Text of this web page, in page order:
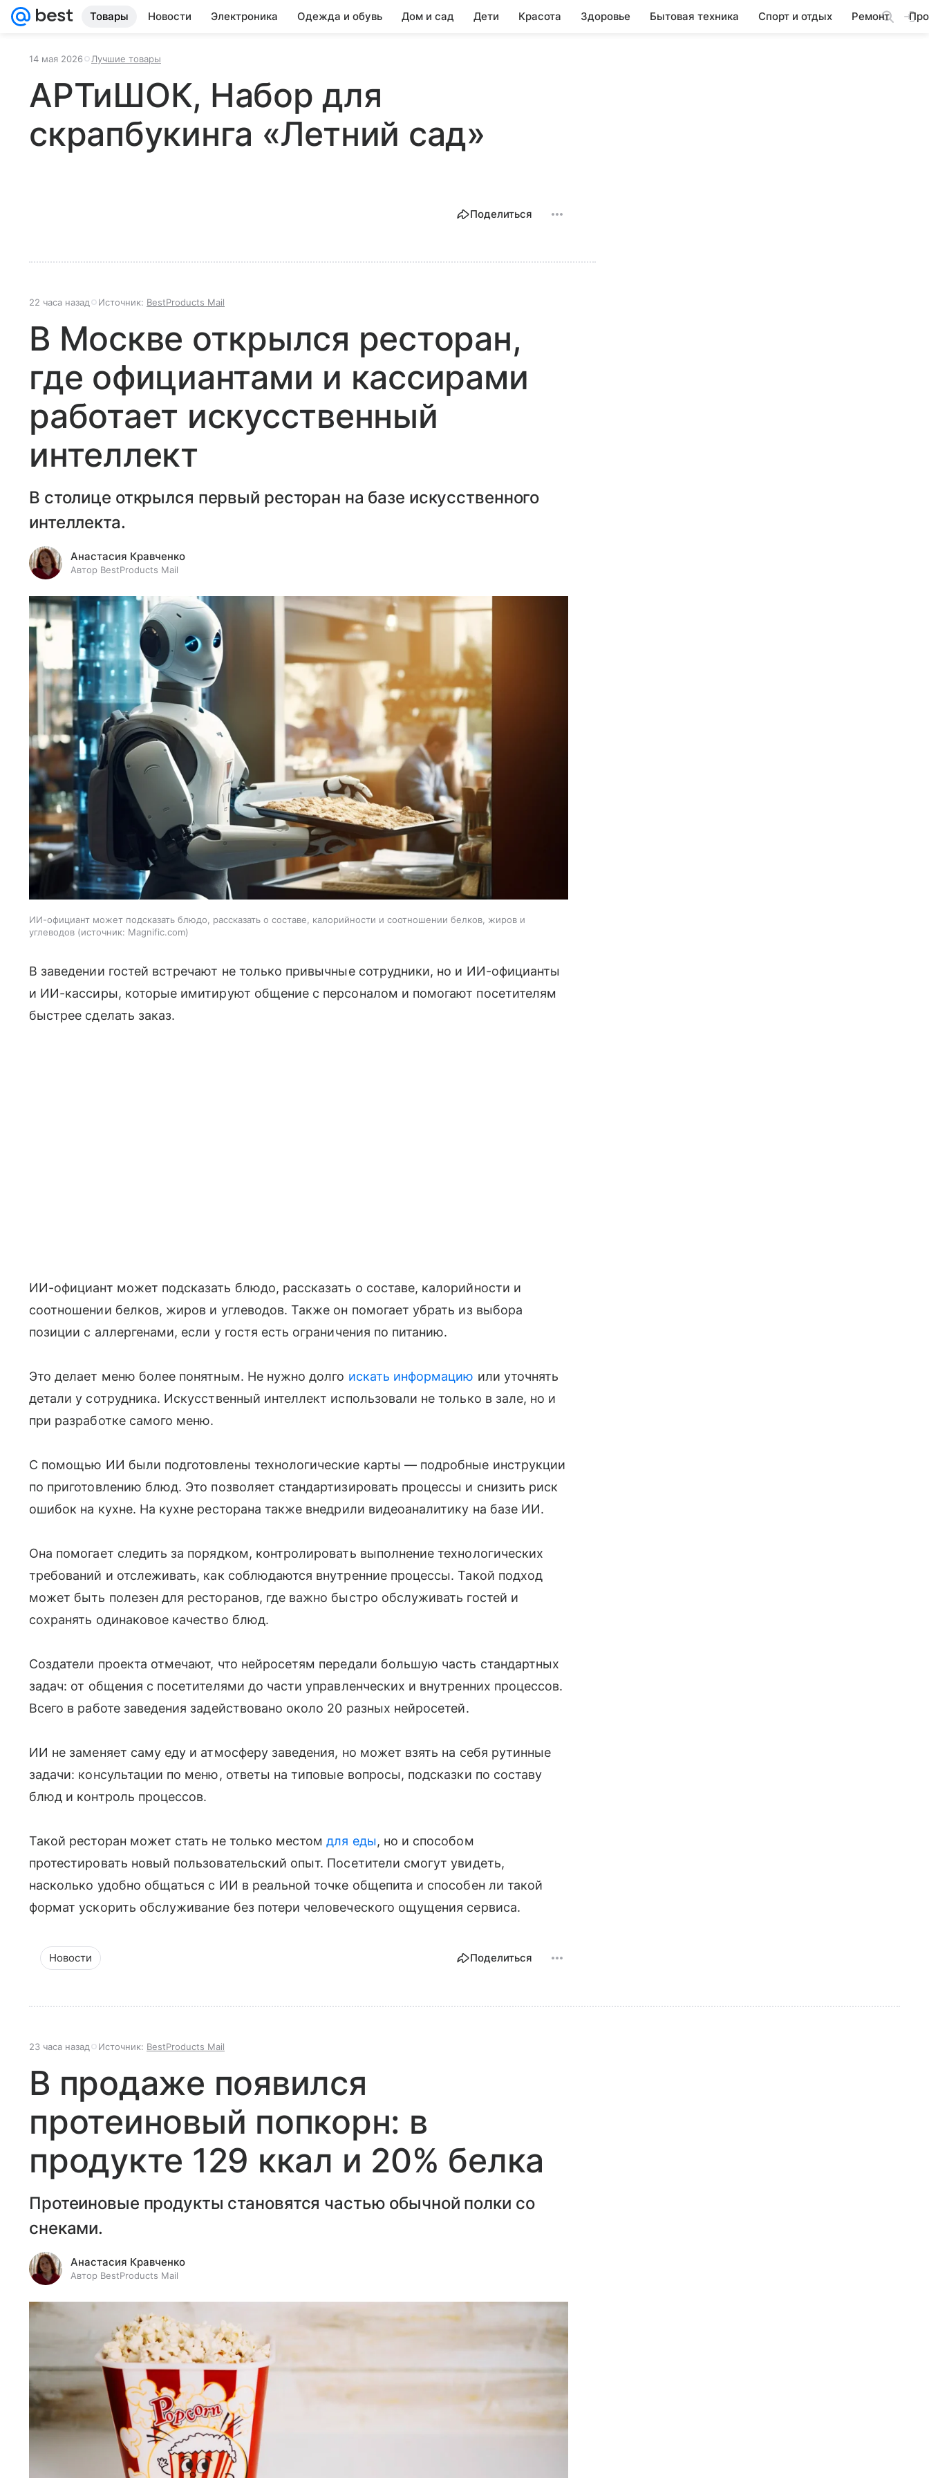
Товары Новости Электроника Одежда и обувь Дом и сад Дети Красота Здоровье Бытовая техника Спорт и отдых Ремонт
14 мая 2026 Лучшие товары
АРТиШОК, Набор для
скрапбукинга «Летний сад»
Поделиться
22 часа назад Источник: BestProducts Mail
В Москве открылся ресторан,
где официантами и кассирами
работает искусственный
интеллект
В столице открылся первый ресторан на базе искусственного
интеллекта.
Анастасия Кравченко
Автор BestProducts Mail
ИИ-официант может подсказать блюдо, рассказать о составе, калорийности и соотношении белков, жиров и
углеводов
источник: Magnific.com
В заведении гостей встречают не только привычные сотрудники, но и ИИ-официанты
и ИИ-кассиры, которые имитируют общение с персоналом и помогают посетителям
быстрее сделать заказ.
ИИ-официант может подсказать блюдо, рассказать о составе, калорийности и
соотношении белков, жиров и углеводов. Также он помогает убрать из выбора
позиции с аллергенами, если у гостя есть ограничения по питанию.
Это делает меню более понятным. Не нужно долго искать информацию или уточнять
детали у сотрудника. Искусственный интеллект использовали не только в зале, но и
при разработке самого меню.
С помощью ИИ были подготовлены технологические карты — подробные инструкции
по приготовлению блюд. Это позволяет стандартизировать процессы и снизить риск
ошибок на кухне. На кухне ресторана также внедрили видеоаналитику на базе ИИ.
Она помогает следить за порядком, контролировать выполнение технологических
требований и отслеживать, как соблюдаются внутренние процессы. Такой подход
может быть полезен для ресторанов, где важно быстро обслуживать гостей и
сохранять одинаковое качество блюд.
Создатели проекта отмечают, что нейросетям передали большую часть стандартных
задач: от общения с посетителями до части управленческих и внутренних процессов.
Всего в работе заведения задействовано около 20 разных нейросетей.
ИИ не заменяет саму еду и атмосферу заведения, но может взять на себя рутинные
задачи: консультации по меню, ответы на типовые вопросы, подсказки по составу
блюд и контроль процессов.
Такой ресторан может стать не только местомдля еды, но и способом
протестировать новый пользовательский опыт. Посетители смогут увидеть,
насколько удобно общаться с ИИ в реальной точке общепита и способен ли такой
формат ускорить обслуживание без потери человеческого ощущения сервиса.
Новости Поделиться
23 часа назад Источник: BestProducts Mail
В продаже появился
протеиновый попкорн: в
продукте 129 ккал и 20% белка
Протеиновые продукты становятся частью обычной полки со
снеками.
Анастасия Кравченко
Автор BestProducts Mail